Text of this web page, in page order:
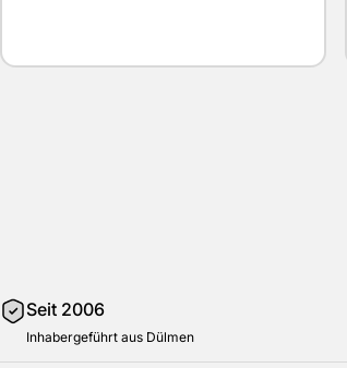
Seit 2006
Inhabergeführt aus Dülmen